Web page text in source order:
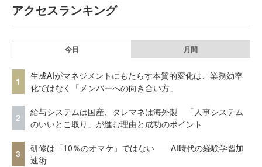
アクセスランキング
今日 月間
1
生成AIがマネジメントにもたらす本質的変化は、業務効率
化ではなく「メンバーへの向き合い方」
2
給与システムは国産、タレマネは海外製 「人事システム
のいいとこ取り」が進む理由と成功のポイント
3
研修は「10％のオマケ」ではない——AI時代の経験学習加
速術